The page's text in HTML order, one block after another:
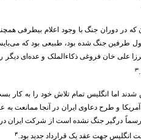
طرفین جنگ شده بود، طبیعی بود که
علی خان فروغی ذکاءالملک و عده‌ای دیگر
۳
تهران عازم پاریس شدند اما انگلیس تمام
و طرح دعاوی ایران در آنجا ممانعت به
رسماً درگیر جنگ نشده است از شرکت ایران
انگلیس جهت عقد یک قرارداد جدید بود. ۴